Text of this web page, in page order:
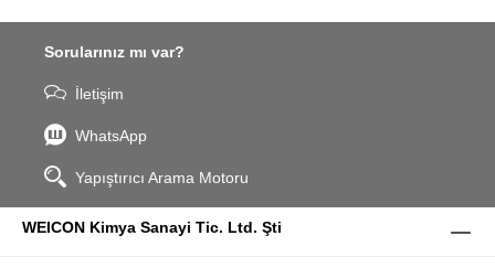
Sorularınız mı var?
İletişim
WhatsApp
Yapıştırıcı Arama Motoru
WEICON Kimya Sanayi Tic. Ltd. Şti